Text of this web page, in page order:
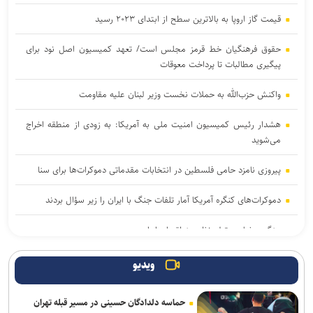
قیمت گاز اروپا به بالاترین سطح از ابتدای ۲۰۲۳ رسید
حقوق فرهنگیان خط قرمز مجلس است/ تعهد کمیسیون اصل نود برای
پیگیری مطالبات تا پرداخت معوقات
واکنش حزب‌الله به حملات نخست‌ وزیر لبنان علیه مقاومت
هشدار رئیس کمیسیون امنیت ملی به آمریکا: به زودی از منطقه اخراج
می‌شوید
پیروزی نامزد حامی فلسطین در انتخابات مقدماتی دموکرات‌ها برای سنا
دموکرات‌های کنگره آمریکا آمار تلفات جنگ با ایران را زیر سؤال بردند
جنگ رمضان و تولد نظم منطقه ای ایران
یمن: هشتمین نفتکش سعودی را در شمال دریای سرخ هدف قرار دادیم
سی‌بی‌اس: آمریکا بخش عمده ذخایر موشک‌های دوربرد خود را مصرف
کرده است
ویدیو
حماسه دلدادگان حسینی در مسیر قبله تهران